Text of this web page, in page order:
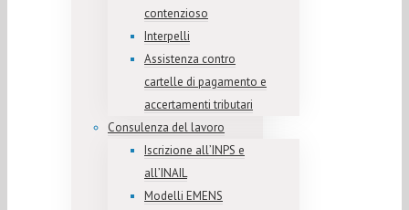
contenzioso
Interpelli
Assistenza contro
cartelle di pagamento e
accertamenti tributari
Consulenza del lavoro
Iscrizione all’INPS e
all’INAIL
Modelli EMENS